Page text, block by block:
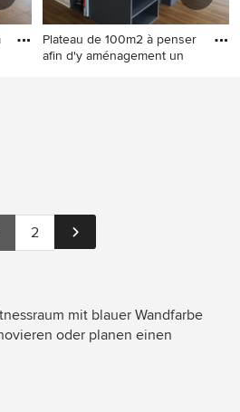
Plateau de 100m2 à penser
afin d'y aménagement un
2
mit blauer Wandfarbe
oder planen einen
Designer, Inneneinrichter